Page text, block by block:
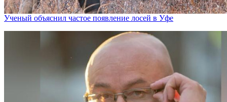
Ученый объяснил частое появление лосей в Уфе